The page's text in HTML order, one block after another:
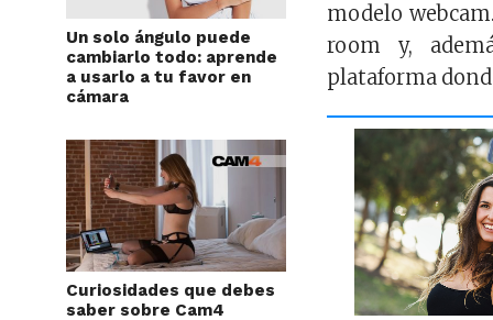
Un solo ángulo puede
cambiarlo todo: aprende
a usarlo a tu favor en
cámara
Curiosidades que debes
saber sobre Cam4
modelo
room y,
plataforma